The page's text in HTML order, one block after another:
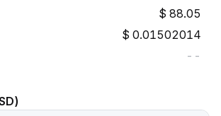
88.05
0.01502014
--